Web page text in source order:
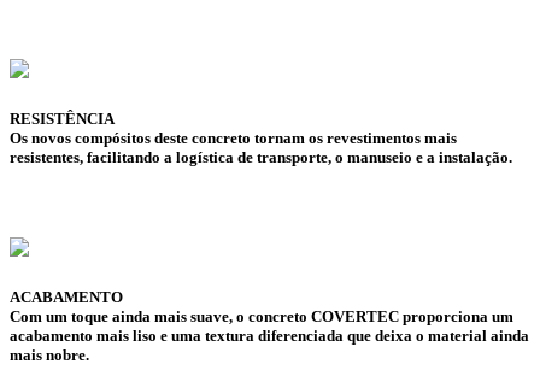
RESISTÊNCIA
Os novos compósitos deste concreto tornam os revestimentos mais
resistentes, facilitando a logística de transporte, o manuseio e a instalação.
ACABAMENTO
Com um toque ainda mais suave, o concreto COVERTEC proporciona um
acabamento mais liso e uma textura diferenciada que deixa o material ainda
mais nobre.